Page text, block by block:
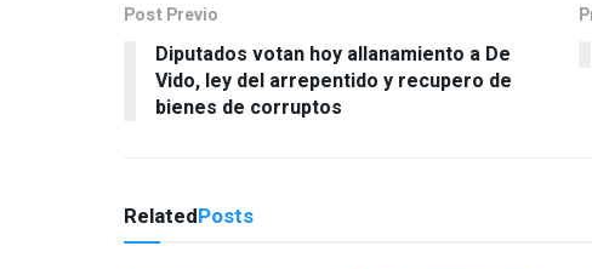
Post Previo
Diputados votan hoy allanamiento a De
Vido, ley del arrepentido y recupero de
bienes de corruptos
RelatedPosts